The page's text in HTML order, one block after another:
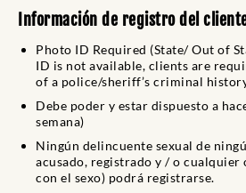
Información de registro del
Photo ID Required (State/ Out of
ID is not available, clients are
of a police/sheriff’s criminal
Debe poder y estar dispuesto a
semana)
Ningún delincuente sexual de
acusado, registrado y / o
con el sexo) podrá registrarse.